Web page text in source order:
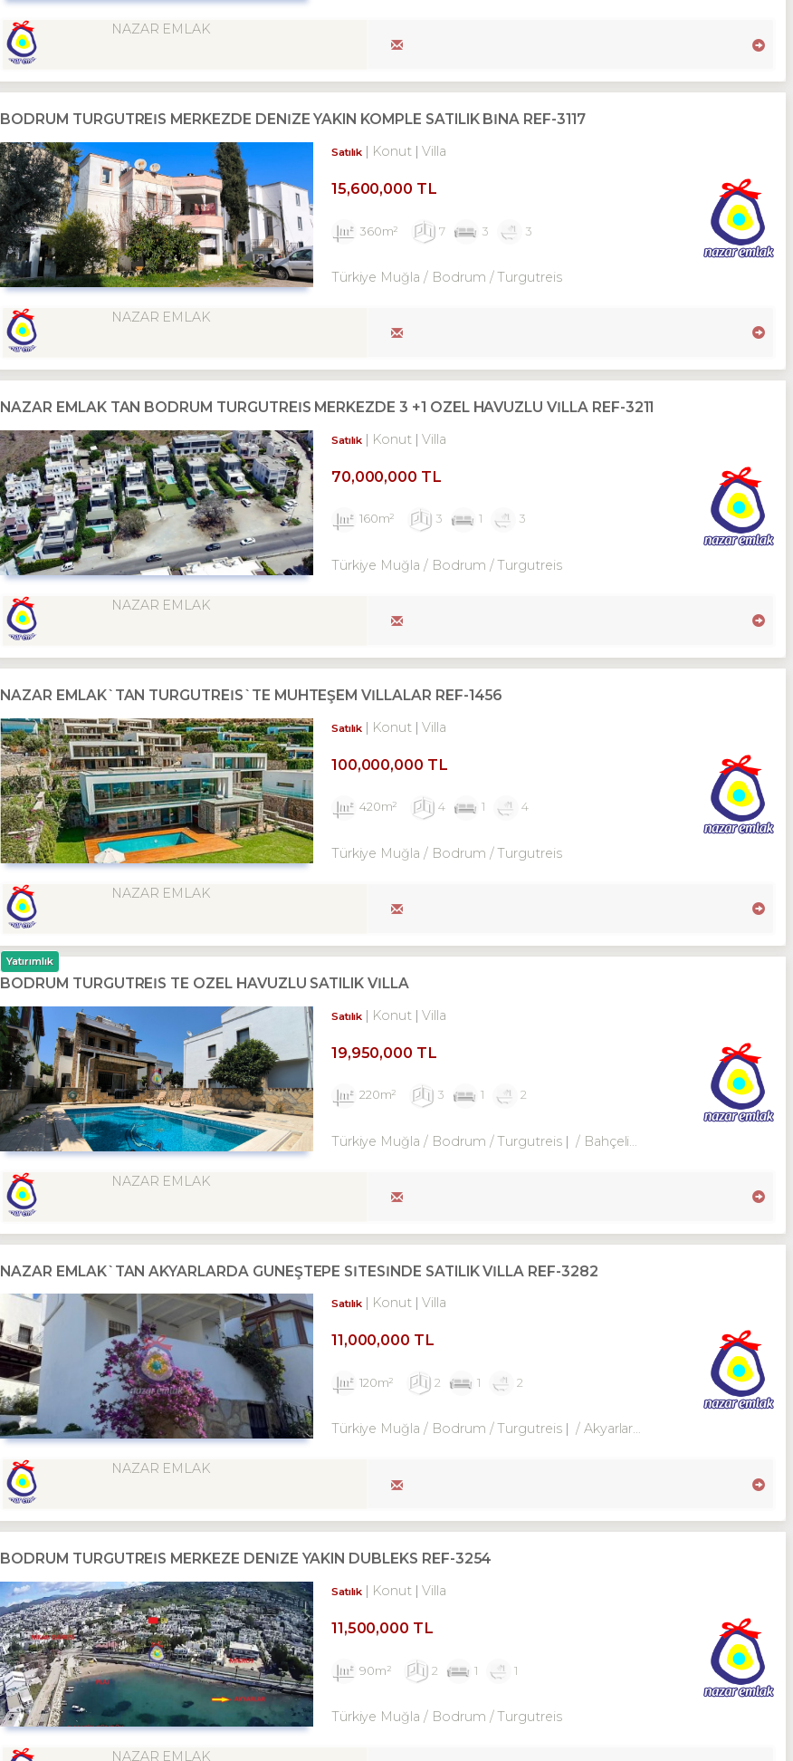
NAZAR EMLAK
BODRUM TURGUTREİS MERKEZDE DENİZE YAKIN KOMPLE SATILIK BİNA REF-3117
Satılık Konut Villa
15,600,000 TL
360m² 7 3 3
Türkiye Muğla / Bodrum / Turgutreis
NAZAR EMLAK
NAZAR EMLAK TAN BODRUM TURGUTREİS MERKEZDE 3 +1 ÖZEL HAVUZLU VİLLA REF-3211
Satılık Konut Villa
70,000,000 TL
160m² 3 1 3
Türkiye Muğla / Bodrum / Turgutreis
NAZAR EMLAK
NAZAR EMLAK`TAN TURGUTREİS`TE MUHTEŞEM VİLLALAR REF-1456
Satılık Konut Villa
100,000,000 TL
420m² 4 1 4
Türkiye Muğla / Bodrum / Turgutreis
NAZAR EMLAK
Yatırımlık
BODRUM TURGUTREİS TE ÖZEL HAVUZLU SATILIK VİLLA
Satılık Konut Villa
19,950,000 TL
220m² 3 1 2
Türkiye Muğla / Bodrum / Turgutreis / Bahçelievler Mh.
NAZAR EMLAK
NAZAR EMLAK`TAN AKYARLARDA GÜNEŞTEPE SİTESİNDE SATILIK VİLLA REF-3282
Satılık Konut Villa
11,000,000 TL
120m² 2 1 2
Türkiye Muğla / Bodrum / Turgutreis / Akyarlar Mah.
NAZAR EMLAK
BODRUM TURGUTREİS MERKEZE DENİZE YAKIN DUBLEKS REF-3254
Satılık Konut Villa
11,500,000 TL
90m² 2 1 1
Türkiye Muğla / Bodrum / Turgutreis
NAZAR EMLAK